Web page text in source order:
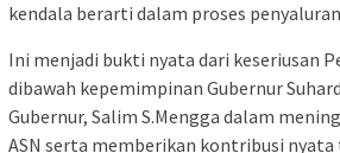
kendala berarti dalam proses
Ini menjadi bukti nyata dari keseriusan
dibawah kepemimpinan Gubernur
Gubernur, Salim S.Mengga dalam
ASN serta memberikan kontribusi nyata